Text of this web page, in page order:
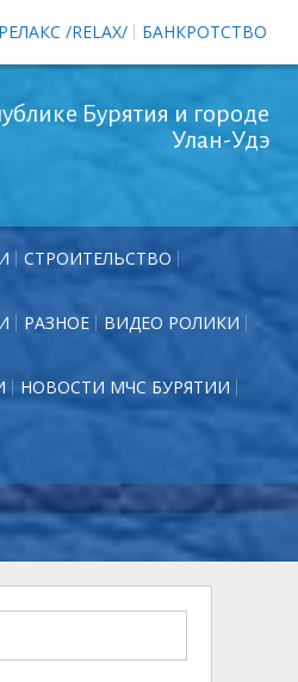
РЕЛАКС /RELAX/ БАНКРОТСТВО
Бурятия и городе
Улан-Удэ
СТРОИТЕЛЬСТВО
РАЗНОЕ ВИДЕО РОЛИКИ
НОВОСТИ МЧС БУРЯТИИ